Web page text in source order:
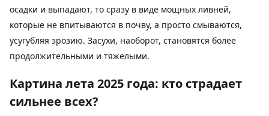
осадки и выпадают, то сразу в виде мощных ливней,
которые не впитываются в почву, а просто смываются,
усугубляя эрозию. Засухи, наоборот, становятся более
продолжительными и тяжелыми.
Картина лета 2025 года: кто страдает
сильнее всех?